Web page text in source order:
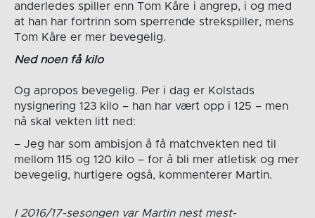
anderledes spiller enn Tom Kåre i angrep, i og med
at han har fortrinn som sperrende strekspiller, mens
Tom Kåre er mer bevegelig.
Ned noen få kilo
Og apropos bevegelig. Per i dag er Kolstads
nysignering 123 kilo – han har vært opp i 125 – men
nå skal vekten litt ned:
– Jeg har som ambisjon å få matchvekten ned til
mellom 115 og 120 kilo – for å bli mer atletisk og mer
bevegelig, hurtigere også, kommenterer Martin.
I 2016/17-sesongen var Martin nest mest-